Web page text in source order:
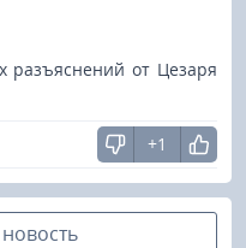
от Цезаря
+1